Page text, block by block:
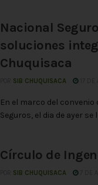
Nacional
soluciones
Chuquisaca
SIB CHUQUISACA 17 DE
En el marco del
Seguros, el dia de ayer se
Círculo de
SIB CHUQUISACA 7 DE